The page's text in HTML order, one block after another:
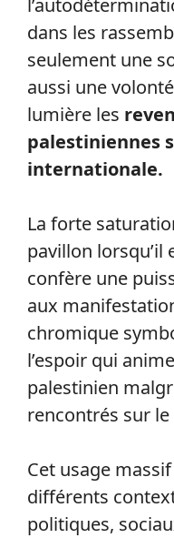
dans les
seulement une
aussi une
lumière les
palestiniennes
internationale.
La forte
pavillon lorsqu’il
confère une
aux
chromique
l’espoir qui
palestinien
rencontrés sur
Cet usage
différents
politiques,